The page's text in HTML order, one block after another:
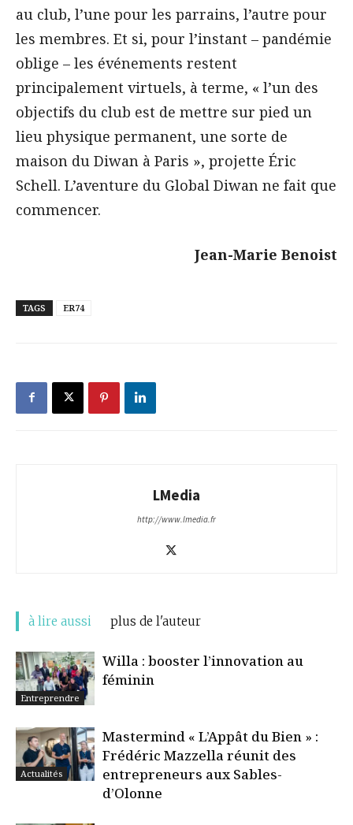
au club, l’une pour les parrains, l’autre pour
les membres. Et si, pour l’instant – pandémie
oblige – les événements restent
principalement virtuels, à terme, « l’un des
objectifs du club est de mettre sur pied un
lieu physique permanent, une sorte de
maison du Diwan à Paris », projette Éric
Schell. L’aventure du Global Diwan ne fait que
commencer.
Jean-Marie Benoist
TAGS ER74
LMedia
http://www.lmedia.fr
à lire aussi plus de l'auteur
Entreprendre
Willa : booster l’innovation au
féminin
Actualités
Mastermind « L’Appât du Bien » :
Frédéric Mazzella réunit des
entrepreneurs aux Sables-
d’Olonne